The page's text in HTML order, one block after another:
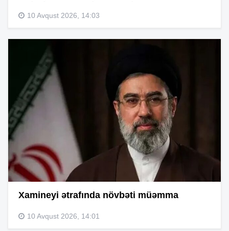
10 Avqust 2026, 14:03
Xamineyi ətrafında növbəti müəmma
10 Avqust 2026, 14:01